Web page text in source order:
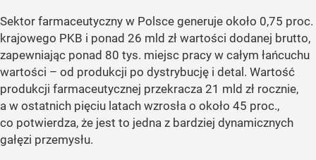
Sektor farmaceutyczny w Polsce generuje około 0,75 proc.
krajowego PKB i ponad 26 mld zł wartości dodanej brutto,
zapewniając ponad 80 tys. miejsc pracy w całym łańcuchu
wartości – od produkcji po dystrybucję i detal. Wartość
produkcji farmaceutycznej przekracza 21 mld zł rocznie,
a w ostatnich pięciu latach wzrosła o około 45 proc.,
co potwierdza, że jest to jedna z bardziej dynamicznych
gałęzi przemysłu.